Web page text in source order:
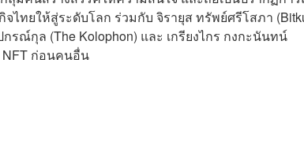
ไทยให้สู่ระดับโลก ร่วมกับ จิรายุส ทรัพย์ศรีโสภา
รณ์กุล (The​ Kolophon) และ เกรียงไกร กงกะนันทน์
ก่อนคนอื่น